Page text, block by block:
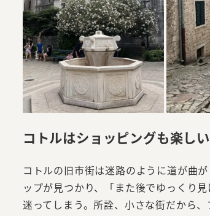
コトルはショッピングも楽しい
コトルの旧市街は迷路のように道が曲
ップが見つかり、「また後でゆっくり
迷ってしまう。所詮、小さな街だから